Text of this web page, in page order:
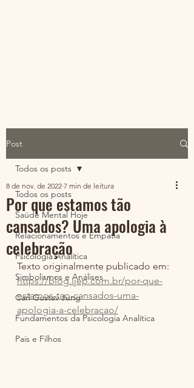
Post
Todos os posts
Saúde Mental Hoje
Relacionamentos e Empatia
Psicologia Analítica
Simbolismos e Análises
Carl Gustav Jung
Fundamentos da Psicologia Analítica
Pais e Filhos
Todos os posts
Por que estamos tão
cansados? Uma apologia à
celebração
8 de nov. de 2022 7 min de leitura
Texto originalmente publicado em:
https://blog.ijep.com.br/por-que-
estamos-tao-cansados-uma-
apologia-a-celebracao/